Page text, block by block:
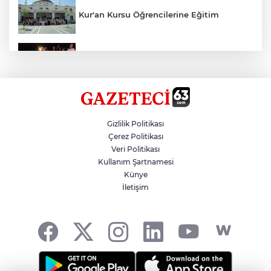
Kur'an Kursu Öğrencilerine Eğitim
Siverek’te Mahmut Gülel Dönemi
Filistin Konvoyuna Coşkulu Karşılama
Gizlilik Politikası
Çerez Politikası
Veri Politikası
Kullanım Şartnamesi
Künye
İletişim